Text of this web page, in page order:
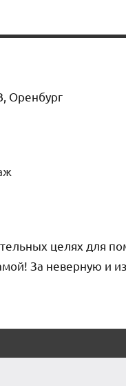
Оренбург
целях для
За неверную и